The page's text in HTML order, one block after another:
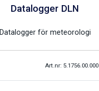
Datalogger DLN
Datalogger för meteorologi
Art.nr: 5.1756.00.000